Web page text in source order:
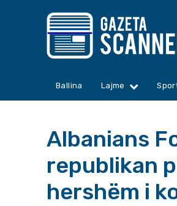
Ballina Lajme
Albanians
republikan
hershëm i